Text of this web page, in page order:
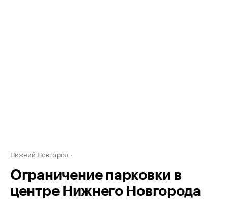
Нижний Новгород
Ограничение парковки в
центре Нижнего Новгорода